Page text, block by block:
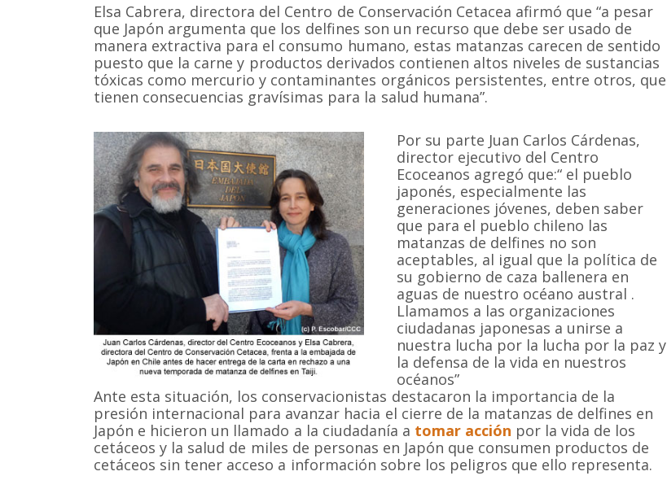
Elsa Cabrera, directora del Centro de Conservación Cetacea afirmó que “a pesar
que Japón argumenta que los delfines son un recurso que debe ser usado de
manera extractiva para el consumo humano, estas matanzas carecen de sentido
puesto que la carne y productos derivados contienen altos niveles de sustancias
tóxicas como mercurio y contaminantes orgánicos persistentes, entre otros, que
tienen consecuencias gravísimas para la salud humana”.
Por su parte Juan Carlos Cárdenas,
director ejecutivo del Centro
Ecoceanos agregó que:“ el pueblo
japonés, especialmente las
generaciones jóvenes, deben saber
que para el pueblo chileno las
matanzas de delfines no son
aceptables, al igual que la política de
su gobierno de caza ballenera en
aguas de nuestro océano austral .
Llamamos a las organizaciones
ciudadanas japonesas a unirse a
nuestra lucha por la lucha por la paz y
la defensa de la vida en nuestros
océanos”
Ante esta situación, los conservacionistas destacaron la importancia de la
presión internacional para avanzar hacia el cierre de la matanzas de delfines en
Japón e hicieron un llamado a la ciudadanía a tomar acción por la vida de los
cetáceos y la salud de miles de personas en Japón que consumen productos de
cetáceos sin tener acceso a información sobre los peligros que ello representa.